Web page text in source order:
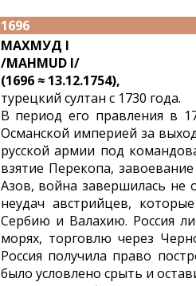
1696
МАХМУД I
/MAHMUD I/
(1696 ≈ 13.12.1754),
турецкий султан с 1730 года.
В период его правления в
Османской империей за
русской армии под
взятие Перекопа,
Азов, война завершилась не
неудач австрийцев,
Сербию и Валахию. Россия
морях, торговлю через
Россия получила право
было условлено срыть и